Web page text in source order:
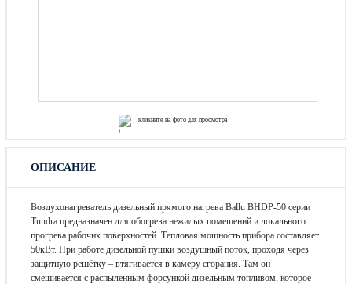
кликните на фото для просмотра
ОПИСАНИЕ
Воздухонагреватель дизельный прямого нагрева Ballu BHDP-50 серии
Tundra предназначен для обогрева нежилых помещений и локального
прогрева рабочих поверхностей. Тепловая мощность прибора составляет
50кВт. При работе дизельной пушки воздушный поток, проходя через
защитную решётку – втягивается в камеру сгорания. Там он
смешивается с распылённым форсункой дизельным топливом, которое